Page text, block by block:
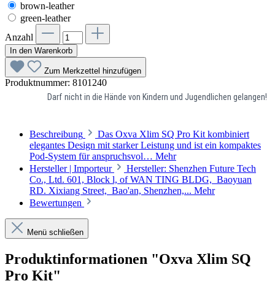
brown-leather
green-leather
Anzahl
In den Warenkorb
Zum Merkzettel hinzufügen
Produktnummer: 8101240
Darf nicht in die Hände von Kindern und Jugendlichen gelangen!
Beschreibung
Das Oxva Xlim SQ Pro Kit kombiniert
elegantes Design mit starker Leistung und ist ein kompaktes
Pod-System für anspruchsvol… Mehr
Hersteller | Importeur
Hersteller: Shenzhen Future Tech
Co., Ltd. 601, Block l, of WAN TING BLDG, Baoyuan
RD. Xixiang Street, Bao'an, Shenzhen,... Mehr
Bewertungen
Menü schließen
Produktinformationen "Oxva Xlim SQ
Pro Kit"